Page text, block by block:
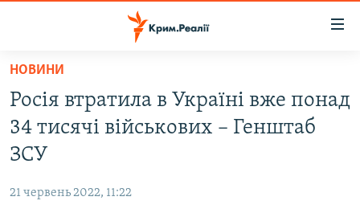
Перейти
основного
матеріалу
Перейти
до
основної
навігації
ВОДА.КРИМ
ВІДЕО ТА ФОТО
БЛОГИ
НОВИНИ
Росія втратила в Україні вже понад
34 тисячі військових – Генштаб
ЗСУ
21 червень 2022, 11:22